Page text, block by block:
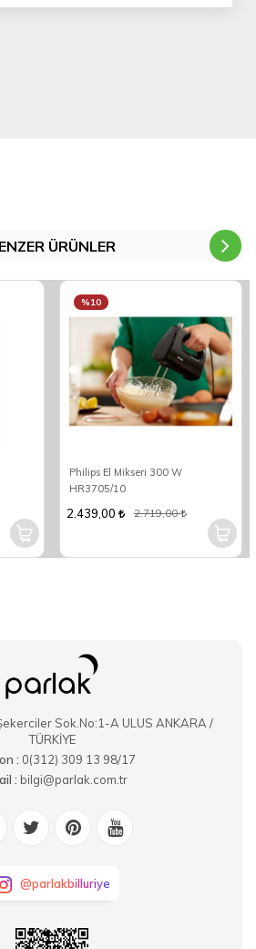
ÜRÜNLER
Philips El Mikseri 300 W
HR3705/10
%10
2.439,00 2.719,00
Sok.No:1-A ULUS ANKARA /
TÜRKİYE
: 0(312) 309 13 98/17
: bilgi@parlak.com.tr
@parlakbilluriye